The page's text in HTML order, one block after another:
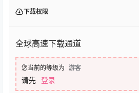
下载权限
全球高速下载通道
您当前的等级为 游客
请先 登录